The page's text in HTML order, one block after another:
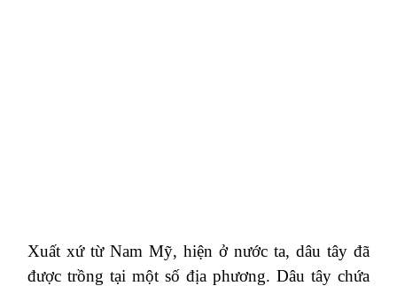
Xuất xứ từ Nam Mỹ, hiện ở nước ta, dâu tây đã
được trồng tại một số địa phương. Dâu tây chứa